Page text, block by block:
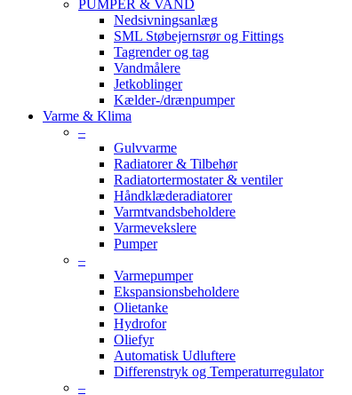
PUMPER & VAND
Nedsivningsanlæg
SML Støbejernsrør og Fittings
Tagrender og tag
Vandmålere
Jetkoblinger
Kælder-/drænpumper
Varme & Klima
–
Gulvvarme
Radiatorer & Tilbehør
Radiatortermostater & ventiler
Håndklæderadiatorer
Varmtvandsbeholdere
Varmevekslere
Pumper
–
Varmepumper
Ekspansionsbeholdere
Olietanke
Hydrofor
Oliefyr
Automatisk Udluftere
Differenstryk og Temperaturregulator
–